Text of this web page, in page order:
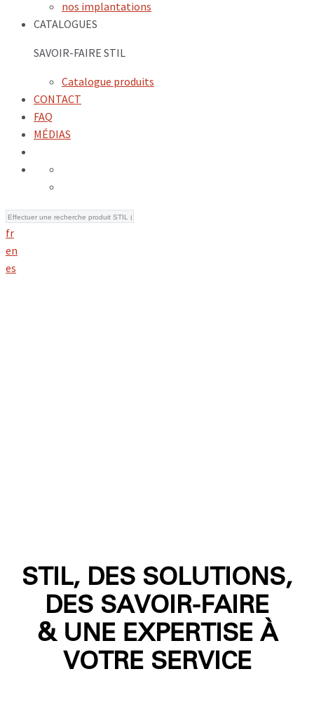
nos implantations
CATALOGUES
SAVOIR-FAIRE STIL
Catalogue produits
CONTACT
FAQ
MÉDIAS
fr
en
es
STIL, DES SOLUTIONS,
DES SAVOIR-FAIRE
& UNE EXPERTISE À
VOTRE SERVICE